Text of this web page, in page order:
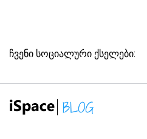
ჩვენი სოციალური ქსელები: